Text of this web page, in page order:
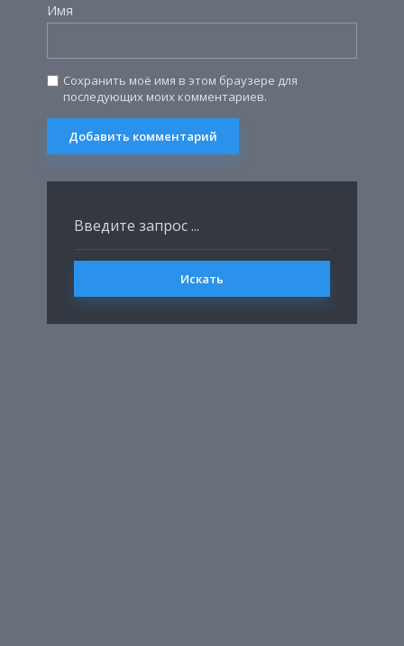
Имя
Сохранить моё имя в этом браузере для
последующих моих комментариев.
Искать